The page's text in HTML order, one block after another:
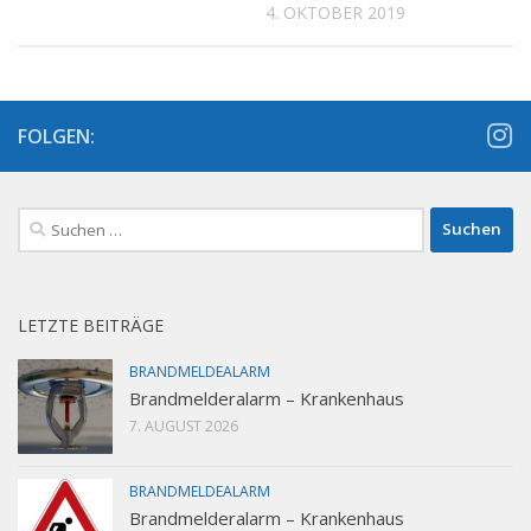
4. OKTOBER 2019
FOLGEN:
Suchen
nach:
LETZTE BEITRÄGE
BRANDMELDEALARM
Brandmelderalarm – Krankenhaus
7. AUGUST 2026
BRANDMELDEALARM
Brandmelderalarm – Krankenhaus